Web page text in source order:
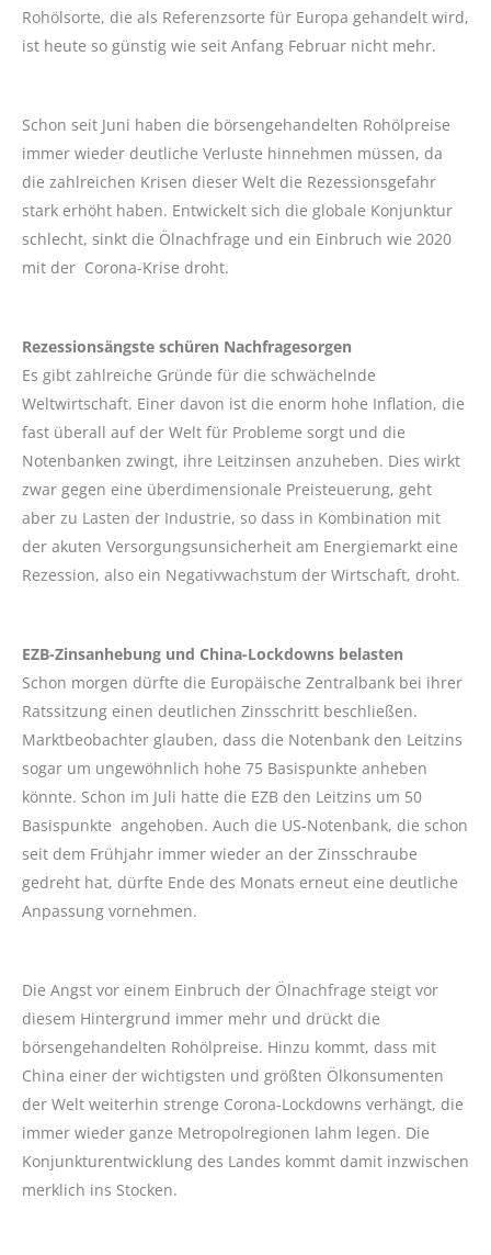
Rohölsorte, die als Referenzsorte für Europa gehandelt wird,
ist heute so günstig wie seit Anfang Februar nicht mehr.
Schon seit Juni haben die börsengehandelten Rohölpreise
immer wieder deutliche Verluste hinnehmen müssen, da
die zahlreichen Krisen dieser Welt die Rezessionsgefahr
stark erhöht haben. Entwickelt sich die globale Konjunktur
schlecht, sinkt die Ölnachfrage und ein Einbruch wie 2020
mit der Corona-Krise droht.
Rezessionsängste schüren Nachfragesorgen
Es gibt zahlreiche Gründe für die schwächelnde
Weltwirtschaft. Einer davon ist die enorm hohe Inflation, die
fast überall auf der Welt für Probleme sorgt und die
Notenbanken zwingt, ihre Leitzinsen anzuheben. Dies wirkt
zwar gegen eine überdimensionale Preisteuerung, geht
aber zu Lasten der Industrie, so dass in Kombination mit
der akuten Versorgungsunsicherheit am Energiemarkt eine
Rezession, also ein Negativwachstum der Wirtschaft, droht.
EZB-Zinsanhebung und China-Lockdowns belasten
Schon morgen dürfte die Europäische Zentralbank bei ihrer
Ratssitzung einen deutlichen Zinsschritt beschließen.
Marktbeobachter glauben, dass die Notenbank den Leitzins
sogar um ungewöhnlich hohe 75 Basispunkte anheben
könnte. Schon im Juli hatte die EZB den Leitzins um 50
Basispunkte angehoben. Auch die US-Notenbank, die schon
seit dem Frühjahr immer wieder an der Zinsschraube
gedreht hat, dürfte Ende des Monats erneut eine deutliche
Anpassung vornehmen.
Die Angst vor einem Einbruch der Ölnachfrage steigt vor
diesem Hintergrund immer mehr und drückt die
börsengehandelten Rohölpreise. Hinzu kommt, dass mit
China einer der wichtigsten und größten Ölkonsumenten
der Welt weiterhin strenge Corona-Lockdowns verhängt, die
immer wieder ganze Metropolregionen lahm legen. Die
Konjunkturentwicklung des Landes kommt damit inzwischen
merklich ins Stocken.